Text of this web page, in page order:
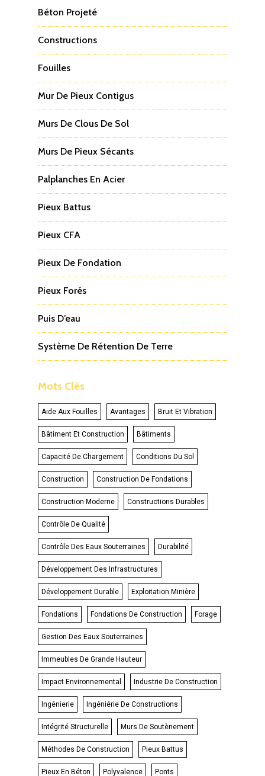
Béton Projeté
Constructions
Fouilles
Mur De Pieux Contigus
Murs De Clous De Sol
Murs De Pieux Sécants
Palplanches En Acier
Pieux Battus
Pieux CFA
Pieux De Fondation
Pieux Forés
Puis D’eau
Système De Rétention De Terre
Mots Clés
Aide Aux Fouilles Avantages Bruit Et Vibration
Bâtiment Et Construction Bâtiments
Capacité De Chargement Conditions Du Sol
Construction Construction De Fondations
Construction Moderne Constructions Durables
Contrôle De Qualité
Contrôle Des Eaux Souterraines Durabilité
Développement Des Infrastructures
Développement Durable Exploitation Minière
Fondations Fondations De Construction Forage
Gestion Des Eaux Souterraines
Immeubles De Grande Hauteur
Impact Environnemental Industrie De Construction
Ingénierie Ingéniérie De Constructions
Intégrité Structurelle Murs De Soutènement
Méthodes De Construction Pieux Battus
Pieux En Béton Polyvalence Ponts